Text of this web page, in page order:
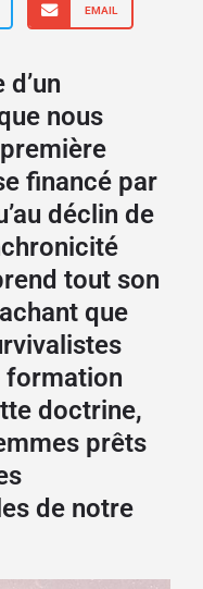
EMAIL
nous
financé par
déclin de
tout son
que
formation
doctrine,
prêts
de notre